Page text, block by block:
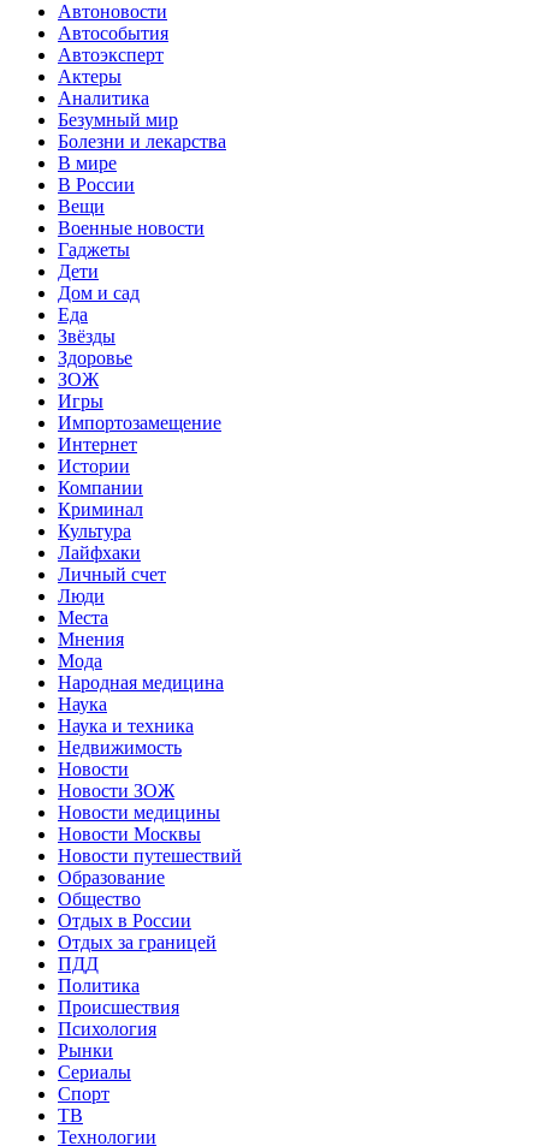
Автоновости
Автособытия
Автоэксперт
Актеры
Аналитика
Безумный мир
Болезни и лекарства
В мире
В России
Вещи
Военные новости
Гаджеты
Дети
Дом и сад
Еда
Звёзды
Здоровье
ЗОЖ
Игры
Импортозамещение
Интернет
Истории
Компании
Криминал
Культура
Лайфхаки
Личный счет
Люди
Места
Мнения
Мода
Народная медицина
Наука
Наука и техника
Недвижимость
Новости
Новости ЗОЖ
Новости медицины
Новости Москвы
Новости путешествий
Образование
Общество
Отдых в России
Отдых за границей
ПДД
Политика
Происшествия
Психология
Рынки
Сериалы
Спорт
ТВ
Технологии